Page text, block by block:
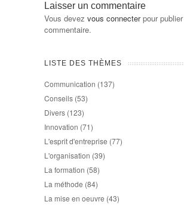
Laisser un commentaire
Vous devez vous connecterpour
commentaire.
LISTE DES THÈMES
Communication (137)
Conseils (53)
Divers (123)
Innovation (71)
L'esprit d'entreprise (77)
L'organisation (39)
La formation (58)
La méthode (84)
La mise en oeuvre (43)